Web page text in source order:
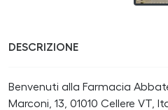
DESCRIZIONE
Benvenuti alla Farmacia
Marconi, 13, 01010 Cellere VT,